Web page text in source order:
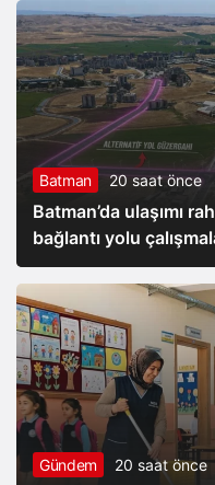
Batman 20 saat önce
Batman’da ulaşımı
bağlantı yolu
Gündem 20 saat önce